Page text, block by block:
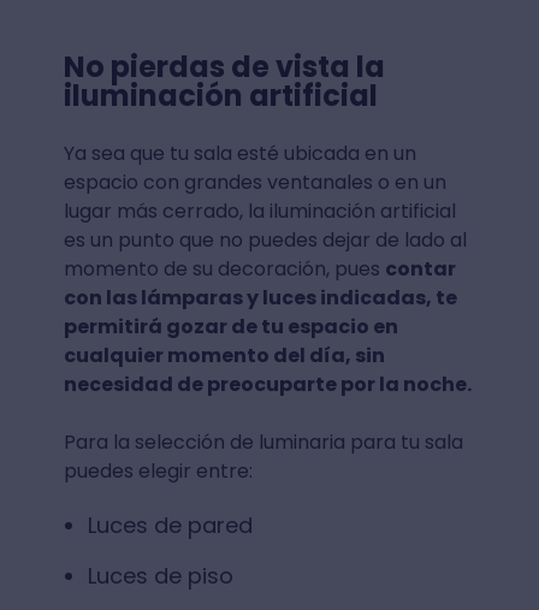
No pierdas de vista la
iluminación artificial
Ya sea que tu sala esté ubicada en un
espacio con grandes ventanales o en un
lugar más cerrado, la iluminación artificial
es un punto que no puedes dejar de lado al
momento de su decoración, pues contar
con las lámparas y luces indicadas, te
permitirá gozar de tu espacio en
cualquier momento del día, sin
necesidad de preocuparte por la noche.
Para la selección de luminaria para tu sala
puedes elegir entre:
Luces de pared
Luces de piso